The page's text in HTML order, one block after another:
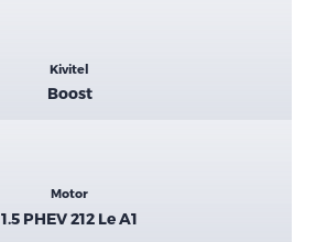
Kivitel
Boost
Motor
1.5 PHEV 212 Le A1